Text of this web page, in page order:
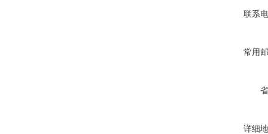
联系
常用
详细